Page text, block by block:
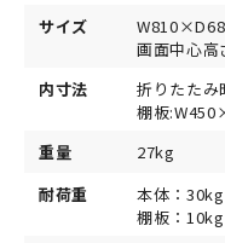
サイズ
画面中心高
内寸法
折りたた
棚板
重量
27kg
耐荷重
本体：30kg
棚板：10kg